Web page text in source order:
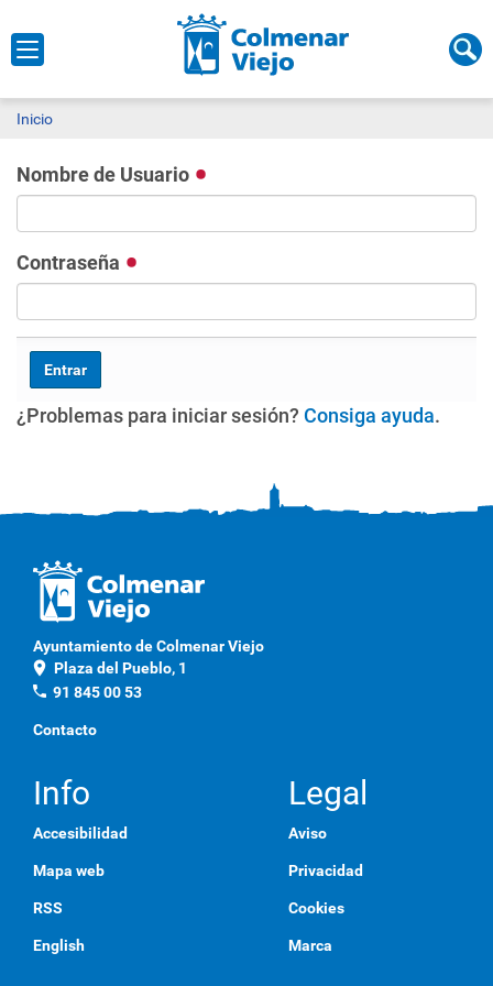
Inicio
Nombre de Usuario
Contraseña
¿Problemas para iniciar sesión? Consiga ayuda.
Ayuntamiento de Colmenar Viejo
location_on Plaza del Pueblo, 1
phone 91 845 00 53
Contacto
Info
Accesibilidad
Mapa web
RSS
English
Legal
Aviso
Privacidad
Cookies
Marca